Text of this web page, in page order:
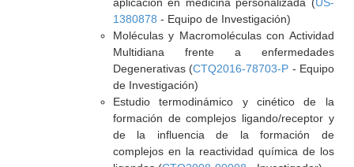
1380878 - Equipo de Investigación)
Moléculas y Macromoléculas con Actividad
Multidiana frente a enfermedades
Degenerativas (CTQ2016-78703-P - Equipo
de Investigación)
Estudio termodinámico y cinético de la
formación de complejos ligando/receptor y
de la influencia de la formación de
complejos en la reactividad química de los